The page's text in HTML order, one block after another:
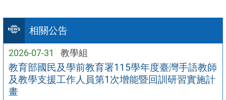
相關公告
2026-07-31 教學組
教育部國民及學前教育署115學年度臺灣手語教師
及教學支援工作人員第1次增能暨回訓研習實施計
畫